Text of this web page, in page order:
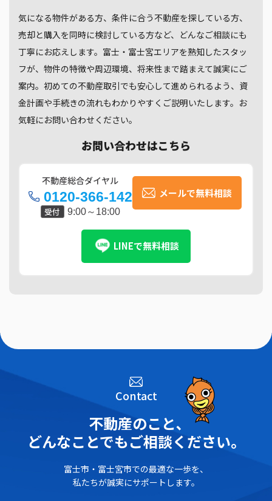
気になる物件がある方、条件に合う不動産を探している方、
売却と購入を同時に検討している方など、どんなご相談にも
丁寧にお応えします。富士・富士宮エリアを熟知したスタッ
フが、物件の特徴や周辺環境、将来性まで踏まえて誠実にご
案内。初めての不動産取引でも安心して進められるよう、資
金計画や手続きの流れもわかりやすくご説明いたします。お
気軽にお問い合わせください。
お問い合わせはこちら
不動産総合ダイヤル
0120-366-142
受付 9:00～18:00
メールで無料相談
LINEで無料相談
Contact
不動産のこと､
どんなことでもご相談ください。
富士市・富士宮市での最適な一歩を、
私たちが誠実にサポートします。